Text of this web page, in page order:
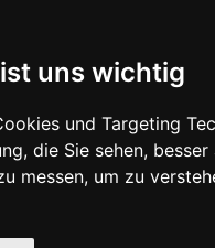
uns wichtig
und Targeting
die Sie sehen,
messen, um zu